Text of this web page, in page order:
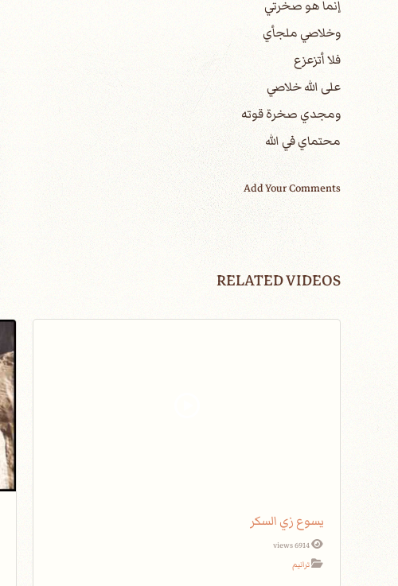
إنما هو صخرتي
وخلاصي ملجأي
فلا أتزعزع
على الله خلاصي
ومجدي صخرة قوته
محتماي في الله
Add Your Comments
RELATED VIDEOS
يسوع زي السكر
6914 views
ترانيم